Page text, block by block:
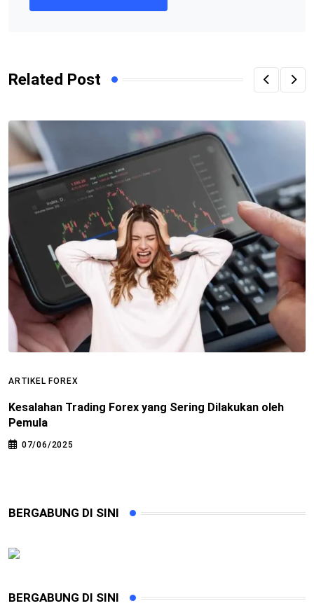
Related Post
ARTIKEL FOREX
Kesalahan Trading Forex yang Sering Dilakukan oleh
Pemula
07/06/2025
BERGABUNG DI SINI
BERGABUNG DI SINI